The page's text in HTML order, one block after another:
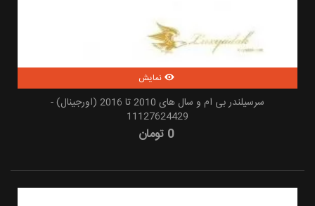
نمایش
سرسیلندر بی ام و سال های 2010 تا 2016 (اورجینال) -
11127624429
0 تومان